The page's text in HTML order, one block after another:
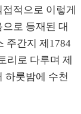
적으로 이렇게
로 등재된 대
주간지 제1784
리로 다루며 제
하룻밤에 수천